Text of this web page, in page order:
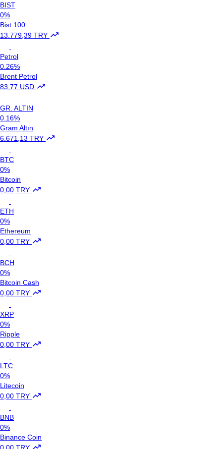
BIST
0%
Bist 100
13.779,39 TRY
Petrol
0.26%
Brent Petrol
83,77 USD
GR. ALTIN
0.16%
Gram Altın
6.671,13 TRY
BTC
0%
Bitcoin
0,00 TRY
ETH
0%
Ethereum
0,00 TRY
BCH
0%
Bitcoin Cash
0,00 TRY
XRP
0%
Ripple
0,00 TRY
LTC
0%
Litecoin
0,00 TRY
BNB
0%
Binance Coin